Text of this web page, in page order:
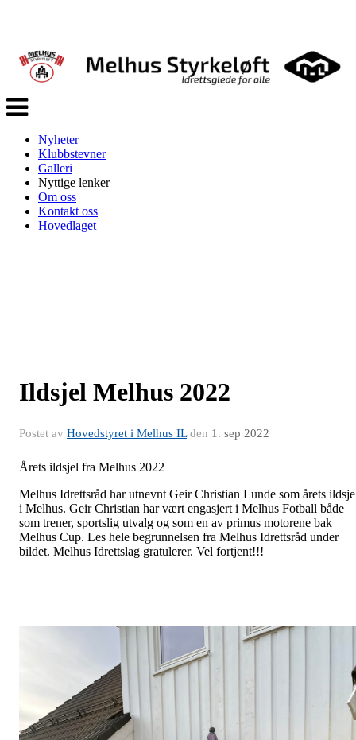
Veksle
navigasjon
Nyheter
Klubbstevner
Galleri
Nyttige lenker
Om oss
Kontakt oss
Hovedlaget
Ildsjel Melhus 2022
Postet av Hovedstyret i Melhus ILden 1. sep 2022
Årets ildsjel fra Melhus 2022
Melhus Idrettsråd har utnevnt Geir Christian Lunde som årets
i Melhus. Geir Christian har vært engasjert i Melhus Fotball både
som trener, sportslig utvalg og som en av primus motorene bak
Melhus Cup. Les hele begrunnelsen fra Melhus Idrettsråd under
bildet. Melhus Idrettslag gratulerer. Vel fortjent!!!